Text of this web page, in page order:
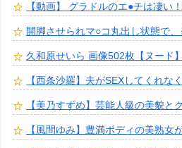
【動画】 グラドルのエ●チは凄い
開脚させられマ○コ丸出し状態で、
久和原せいら 画像502枚【ヌード】
【西条沙羅】夫がSEXしてくれな
【美乃すずめ】芸能人級の美貌と
【風間ゆみ】豊満ボディの美熟女